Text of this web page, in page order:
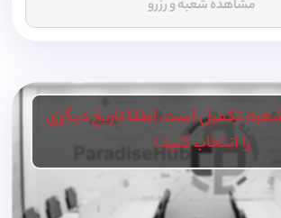
مشاهده شعبه و رزرو
تکمیل است، لطفا تاریخ دیگری
را انتخاب کنید !